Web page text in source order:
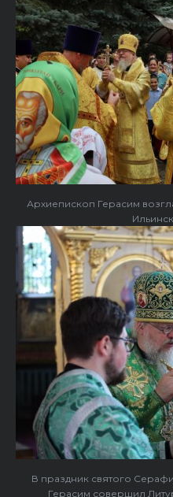
Архиепископ Герасим
В праздник святого
Герасим совершил